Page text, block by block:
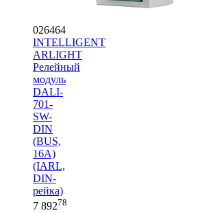
026464
INTELLIGENT
ARLIGHT
Релейный
модуль
DALI-
701-
SW-
DIN
(BUS,
16A)
(IARL,
DIN-
рейка)
7 89278